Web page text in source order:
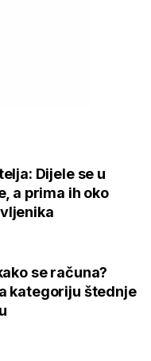
Dijele se u
a prima ih oko
se računa?
kategoriju štednje